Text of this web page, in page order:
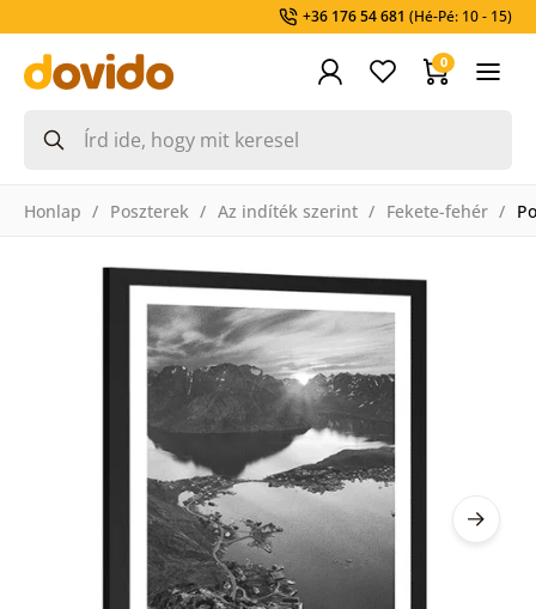
+36 176 54 681 (Hé-Pé: 10 - 15)
0
Honlap Poszterek Az indíték szerint Fekete-fehér